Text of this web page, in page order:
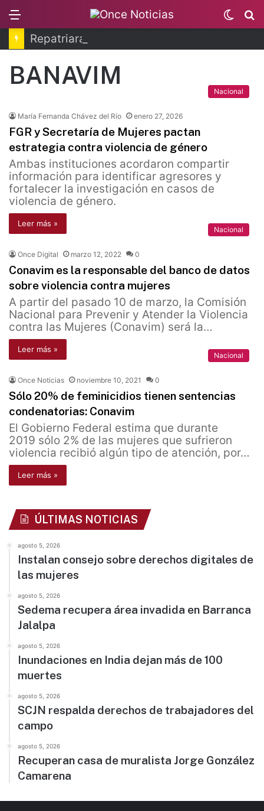
Switch
skin
BANAVIM
Nacional
María Fernanda Chávez del Río enero 27, 2026
FGR y Secretaría de Mujeres pactan
estrategia contra violencia de género
Ambas instituciones acordaron compartir
información para identificar agresores y
fortalecer la investigación en casos de
violencia de género.
Leer más »
Nacional
Once Digital marzo 12, 2022 0
Conavim es la responsable del banco de datos
sobre violencia contra mujeres
A partir del pasado 10 de marzo, la Comisión
Nacional para Prevenir y Atender la Violencia
contra las Mujeres (Conavim) será la…
Leer más »
Nacional
Once Noticias noviembre 10, 2021 0
Sólo 20% de feminicidios tienen sentencias
condenatorias: Conavim
El Gobierno Federal estima que durante
2019 sólo 2% de las mujeres que sufrieron
violencia recibió algún tipo de atención, por…
Leer más »
ÚLTIMAS NOTICIAS
agosto 5, 2026
Instalan consejo sobre derechos digitales de
las mujeres
agosto 5, 2026
Sedema recupera área invadida en Barranca
Jalalpa
agosto 5, 2026
Inundaciones en India dejan más de 100
muertes
agosto 5, 2026
SCJN respalda derechos de trabajadores del
campo
agosto 5, 2026
Recuperan casa de muralista Jorge González
Camarena